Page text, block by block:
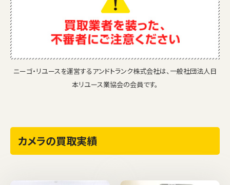
ニーゴ・リユースを運営するアンドトランク株式会社は、一般社団法人日
本リユース業協会の会員です。
カメラの買取実績